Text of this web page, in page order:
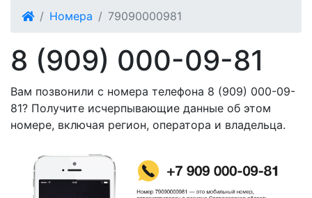
Номера 79090000981
8 (909) 000-09-81
Вам позвонили с номера телефона 8 (909) 000-09-
81? Получите исчерпывающие данные об этом
номере, включая регион, оператора и владельца.